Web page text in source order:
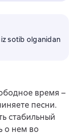
sotib olganidan
время –
песни.
стабильный
о нем во